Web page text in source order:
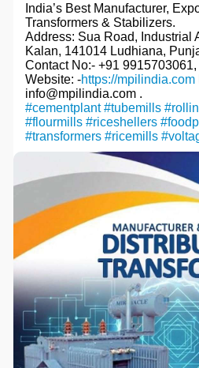
India’s Best Manufacturer,
Transformers & Stabilizers.
Address: Sua Road, Industrial
Kalan, 141014 Ludhiana,
Contact No:- +91
Website: -https://mpilindia.com
info@mpilindia.com .
#cementplant #tubemills
#flourmills #riceshellers
#transformers #ricemills